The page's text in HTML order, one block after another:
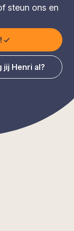
steun ons en
jij Henri al?